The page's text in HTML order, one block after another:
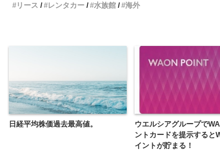
リース
レンタカー 水族館 海外
日経平均株価過去最高値。
ウエルシアグループで
ントカードを提示すると
イントが貯まる！